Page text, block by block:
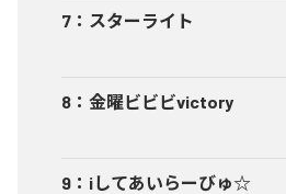
7 ： スターライト
8 ： 金曜ビビビvictory
9 ： iしてあいらーびゅ☆